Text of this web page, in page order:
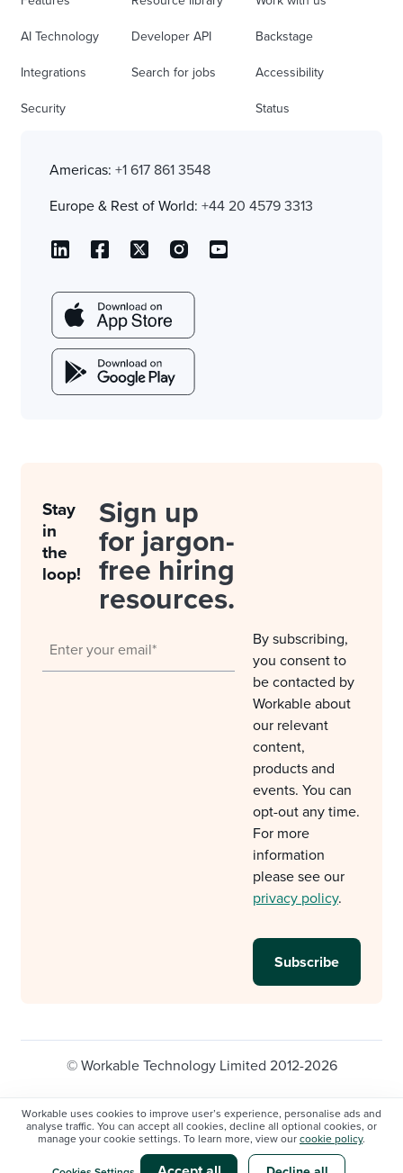
Workable uses cookies to improve user’s experience, personalise ads and
analyse traffic. You can accept all cookies, decline all optional cookies, or
manage your cookie settings. To learn more, view our cookie policy.
AI Technology
Integrations
Security
Developer API
Search for jobs
Backstage
Accessibility
Status
Americas: +1 617 861 3548
Europe & Rest of World: +44 20 4579 3313
Stay
in
the
loop!
Sign up
for jargon-
free hiring
resources.
By subscribing,
you consent to
be contacted by
Workable about
our relevant
content,
products and
events. You can
opt-out any time.
For more
information
please see our
privacy policy.
© Workable Technology Limited 2012-2026
Privacy policy
Cookie Settings
Do not sell/share my personal information
Modern slavery statement